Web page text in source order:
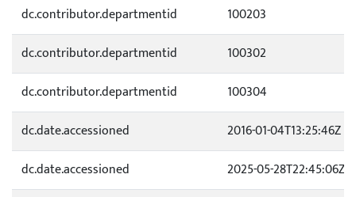
dc.contributor.departmentid
100203
dc.contributor.departmentid
100302
dc.contributor.departmentid
100304
dc.date.accessioned
2016-01-04T13:25:46Z
dc.date.accessioned
2025-05-28T22:45:06Z